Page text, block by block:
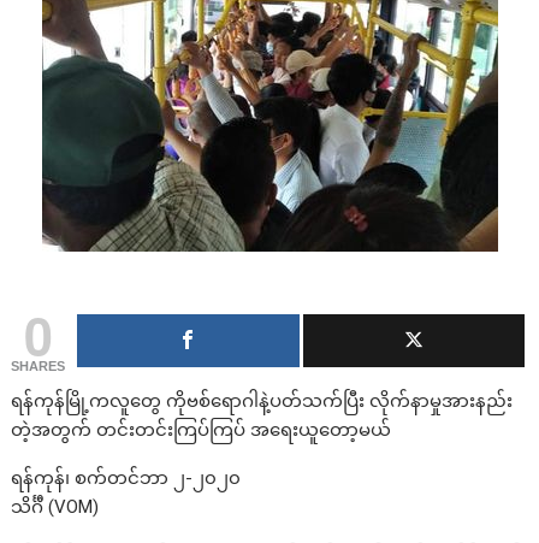
0
SHARES
ရန်ကုန်မြို့ကလူတွေ ကိုဗစ်ရောဂါနဲ့ပတ်သက်ပြီး လိုက်နာမှုအားနည်း
တဲ့အတွက် တင်းတင်းကြပ်ကြပ် အရေးယူတော့မယ်
ရန်ကုန်၊ စက်တင်ဘာ ၂-၂၀၂၀
သိင်္ဂီ (VOM)